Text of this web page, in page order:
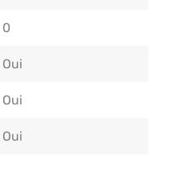
0
Oui
Oui
Oui